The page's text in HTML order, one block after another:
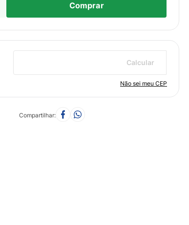
Comprar
Não sei meu CEP
Calcular
Compartilhar